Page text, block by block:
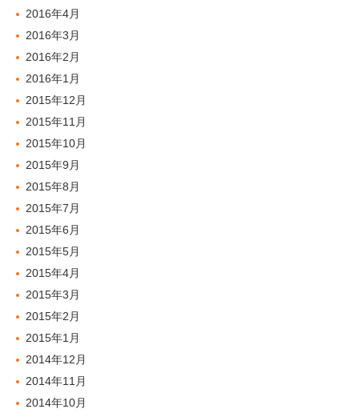
2016年4月
2016年3月
2016年2月
2016年1月
2015年12月
2015年11月
2015年10月
2015年9月
2015年8月
2015年7月
2015年6月
2015年5月
2015年4月
2015年3月
2015年2月
2015年1月
2014年12月
2014年11月
2014年10月